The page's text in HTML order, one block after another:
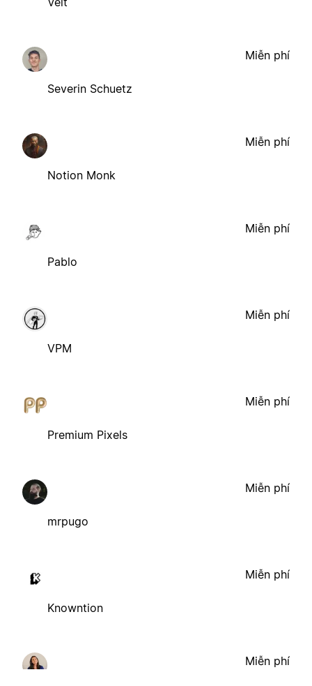
Severin Schuetz
Miễn phí
Notion Monk
Miễn phí
Pablo
Miễn phí
VPM
Miễn phí
Premium Pixels
Miễn phí
mrpugo
Miễn phí
Knowntion
Miễn phí
Miễn phí